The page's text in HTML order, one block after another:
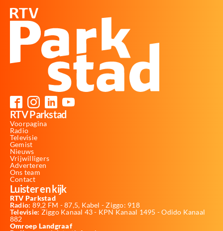
RTV Parkstad
Voorpagina
Radio
Televisie
Gemist
Nieuws
Vrijwilligers
Adverteren
Ons team
Contact
Luister en kijk
RTV Parkstad
Radio: 89,2 FM - 87,5, Kabel - Ziggo: 918
Televisie: Ziggo Kanaal 43 - KPN Kanaal 1495 - Odido Kanaal
882
Omroep Landgraaf